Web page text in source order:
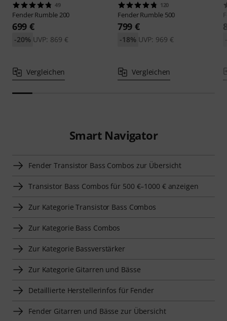
49
FenderRumble 200
699 €
UVP: 869 €
-20%
Vergleichen
120
FenderRumble 500
799 €
UVP: 969 €
-18%
Vergleichen
Smart Navigator
Fender Transistor Bass Combos zur Übersicht
Transistor Bass Combos für 500 €–1000 € anzeigen
Zur Kategorie Transistor Bass Combos
Zur Kategorie Bass Combos
Zur Kategorie Bassverstärker
Zur Kategorie Gitarren und Bässe
Detaillierte Herstellerinfos für Fender
Fender Gitarren und Bässe zur Übersicht